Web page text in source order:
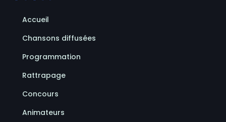
Accueil
Chansons diffusées
Programmation
Rattrapage
Concours
Animateurs